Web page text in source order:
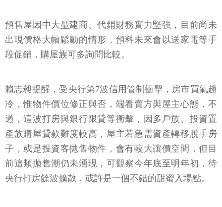
預售屋因中大型建商、代銷財務實力堅強，目前尚未
出現價格大幅鬆動的情形，預料未來會以送家電等手
段促銷，購屋族可多詢問比較。
賴志昶提醒，受央行第7波信用管制衝擊，房市買氣趨
冷，惟物件價位修正與否，端看賣方與屋主心態，不
過，這波打房與銀行限貸等衝擊，因多戶族、投資置
產族購屋貸款難度較高，屋主若急需資產轉移脫手房
子，或是投資客拋售物件，會有較大讓價空間，但目
前這類拋售潮仍未湧現，可觀察今年底至明年初，待
央行打房餘波擴散，或許是一個不錯的甜蜜入場點。